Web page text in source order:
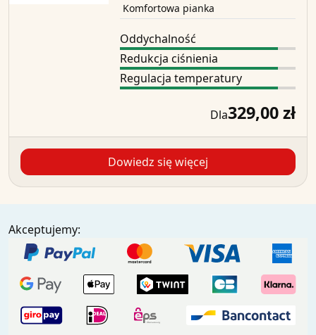
Komfortowa pianka
Oddychalność
Redukcja ciśnienia
Regulacja temperatury
Dla329,00 zł
Dowiedz się więcej
Akceptujemy: